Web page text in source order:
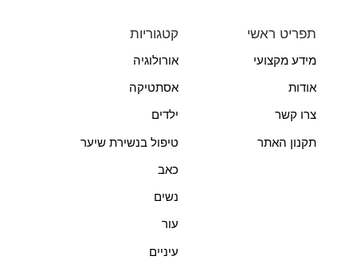
תפריט ראשי
מידע מקצועי
אודות
צרו קשר
תקנון האתר
קטגוריות
אורולוגיה
אסתטיקה
ילדים
טיפול בנשירת שיער
כאב
נשים
עור
עיניים